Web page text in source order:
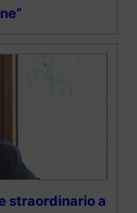
straordinario a